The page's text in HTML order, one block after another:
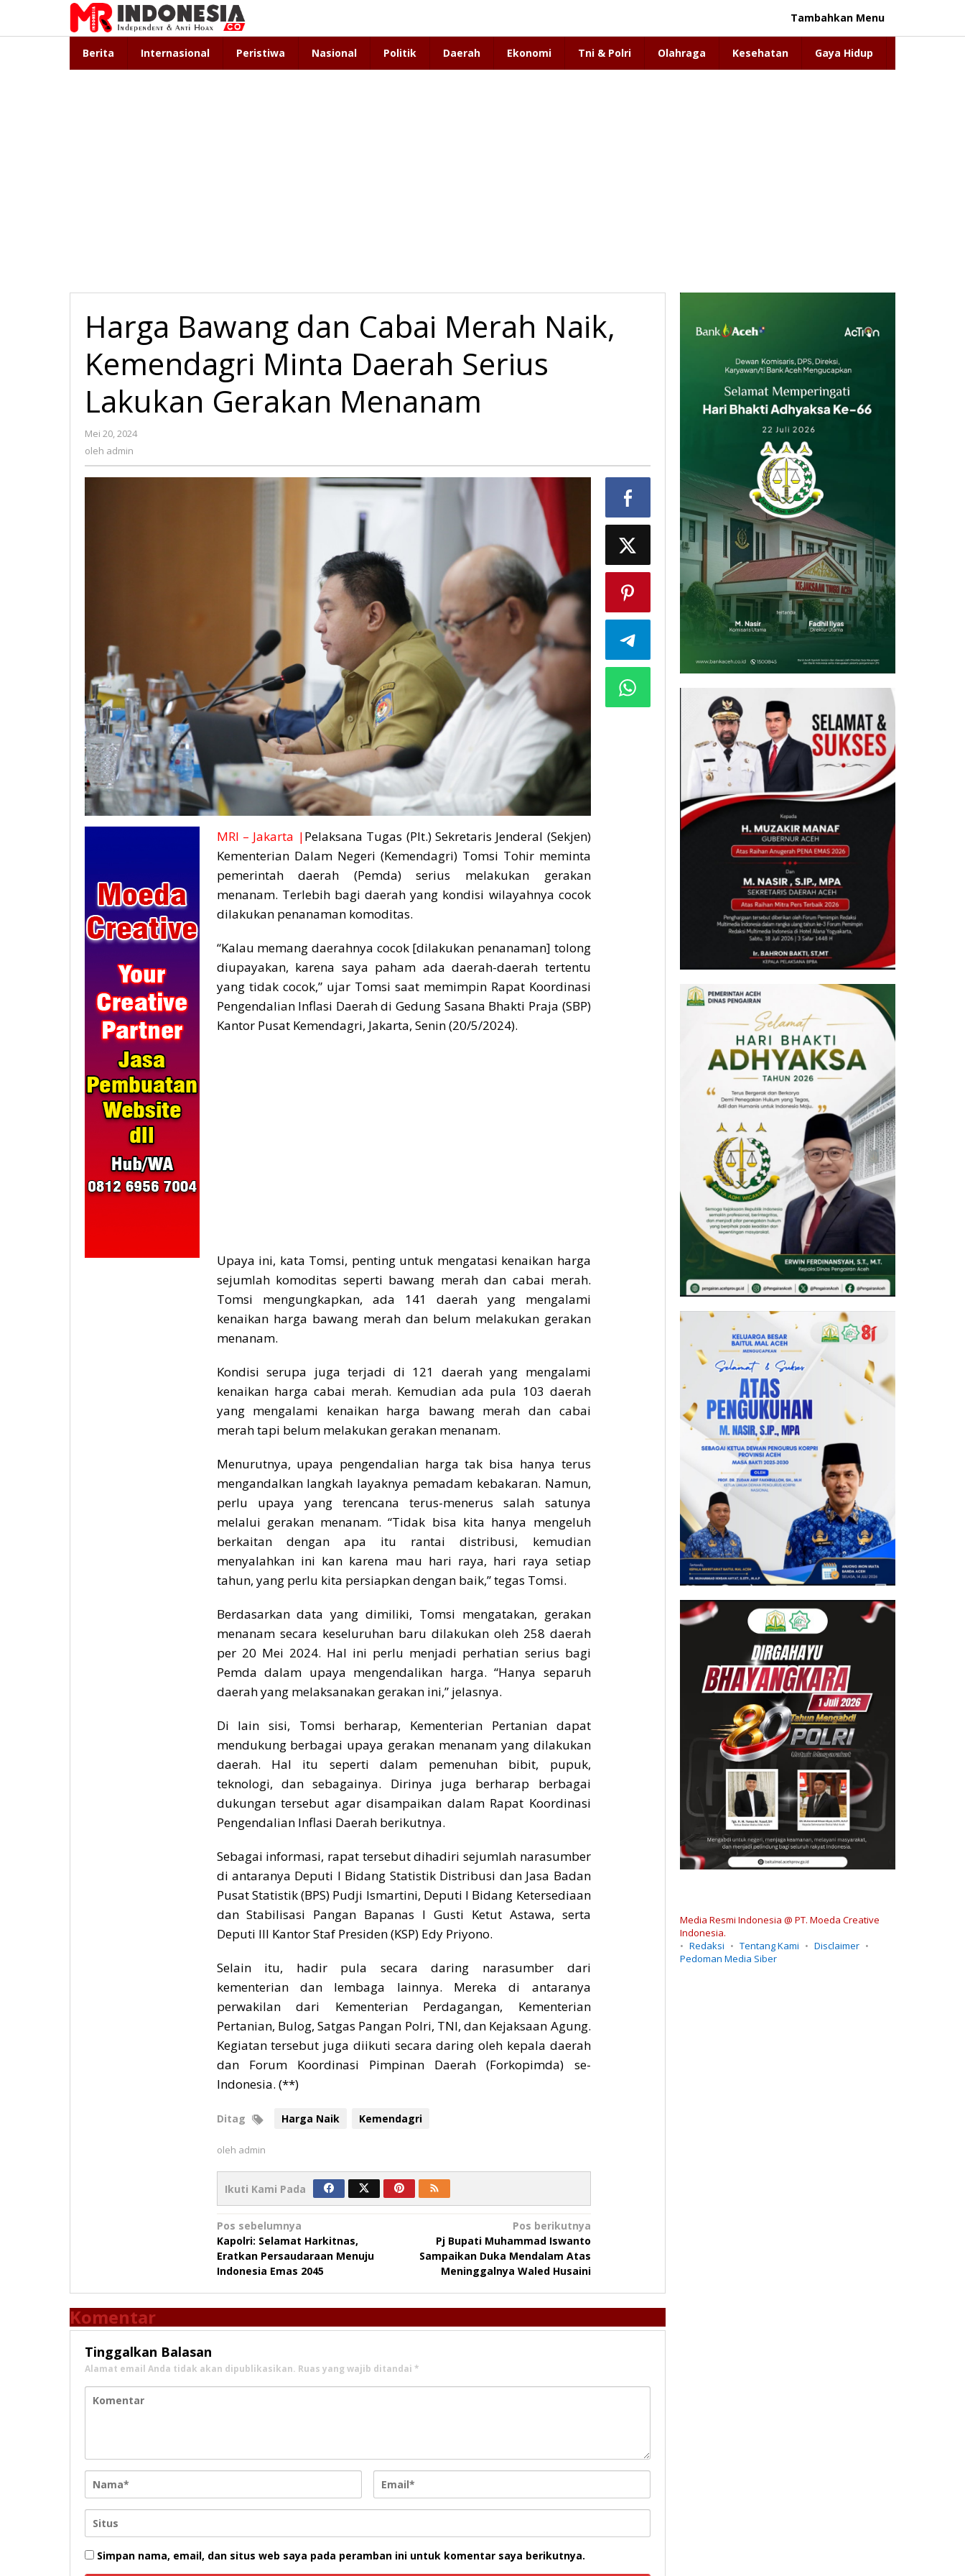
konten
Tambahkan Menu
Berita Internasional Peristiwa Nasional Politik Daerah Ekonomi Tni & Polri Olahraga Kesehatan Gaya Hidup
Harga Bawang dan Cabai Merah Naik,
Kemendagri Minta Daerah Serius
Lakukan Gerakan Menanam
Mei 20, 2024
oleh admin
MRI – Jakarta |Pelaksana Tugas (Plt.) Sekretaris Jenderal (Sekjen)
Kementerian Dalam Negeri (Kemendagri) Tomsi Tohir meminta
pemerintah daerah (Pemda) serius melakukan gerakan
menanam. Terlebih bagi daerah yang kondisi wilayahnya cocok
dilakukan penanaman komoditas.
“Kalau memang daerahnya cocok [dilakukan penanaman] tolong
diupayakan, karena saya paham ada daerah-daerah tertentu
yang tidak cocok,” ujar Tomsi saat memimpin Rapat Koordinasi
Pengendalian Inflasi Daerah di Gedung Sasana Bhakti Praja (SBP)
Kantor Pusat Kemendagri, Jakarta, Senin (20/5/2024).
Upaya ini, kata Tomsi, penting untuk mengatasi kenaikan harga
sejumlah komoditas seperti bawang merah dan cabai merah.
Tomsi mengungkapkan, ada 141 daerah yang mengalami
kenaikan harga bawang merah dan belum melakukan gerakan
menanam.
Kondisi serupa juga terjadi di 121 daerah yang mengalami
kenaikan harga cabai merah. Kemudian ada pula 103 daerah
yang mengalami kenaikan harga bawang merah dan cabai
merah tapi belum melakukan gerakan menanam.
Menurutnya, upaya pengendalian harga tak bisa hanya terus
mengandalkan langkah layaknya pemadam kebakaran. Namun,
perlu upaya yang terencana terus-menerus salah satunya
melalui gerakan menanam. “Tidak bisa kita hanya mengeluh
berkaitan dengan apa itu rantai distribusi, kemudian
menyalahkan ini kan karena mau hari raya, hari raya setiap
tahun, yang perlu kita persiapkan dengan baik,” tegas Tomsi.
Berdasarkan data yang dimiliki, Tomsi mengatakan, gerakan
menanam secara keseluruhan baru dilakukan oleh 258 daerah
per 20 Mei 2024. Hal ini perlu menjadi perhatian serius bagi
Pemda dalam upaya mengendalikan harga. “Hanya separuh
daerah yang melaksanakan gerakan ini,” jelasnya.
Di lain sisi, Tomsi berharap, Kementerian Pertanian dapat
mendukung berbagai upaya gerakan menanam yang dilakukan
daerah. Hal itu seperti dalam pemenuhan bibit, pupuk,
teknologi, dan sebagainya. Dirinya juga berharap berbagai
dukungan tersebut agar disampaikan dalam Rapat Koordinasi
Pengendalian Inflasi Daerah berikutnya.
Sebagai informasi, rapat tersebut dihadiri sejumlah narasumber
di antaranya Deputi I Bidang Statistik Distribusi dan Jasa Badan
Pusat Statistik (BPS) Pudji Ismartini, Deputi I Bidang Ketersediaan
dan Stabilisasi Pangan Bapanas I Gusti Ketut Astawa, serta
Deputi III Kantor Staf Presiden (KSP) Edy Priyono.
Selain itu, hadir pula secara daring narasumber dari
kementerian dan lembaga lainnya. Mereka di antaranya
perwakilan dari Kementerian Perdagangan, Kementerian
Pertanian, Bulog, Satgas Pangan Polri, TNI, dan Kejaksaan Agung.
Kegiatan tersebut juga diikuti secara daring oleh kepala daerah
dan Forum Koordinasi Pimpinan Daerah (Forkopimda) se-
Indonesia. (**)
Ditag Harga Naik Kemendagri
oleh admin
Ikuti Kami Pada
Navigasi
pos
Pos sebelumnya
Kapolri: Selamat Harkitnas,
Eratkan Persaudaraan Menuju
Indonesia Emas 2045
Pos berikutnya
Pj Bupati Muhammad Iswanto
Sampaikan Duka Mendalam Atas
Meninggalnya Waled Husaini
Komentar
Tinggalkan Balasan
Alamat email Anda tidak akan dipublikasikan. Ruas yang wajib ditandai *
Simpan nama, email, dan situs web saya pada peramban ini untuk komentar saya berikutnya.
Media Resmi Indonesia @ PT. Moeda Creative
Indonesia.
Redaksi
Tentang Kami
Disclaimer
Pedoman Media Siber